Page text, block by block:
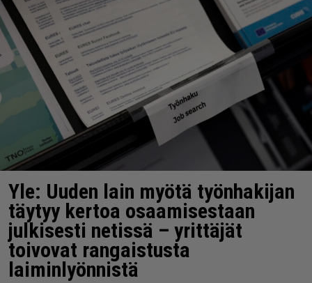
Yle: Uuden lain myötä työnhakijan
täytyy kertoa osaamisestaan
julkisesti netissä – yrittäjät
toivovat rangaistusta
laiminlyönnistä